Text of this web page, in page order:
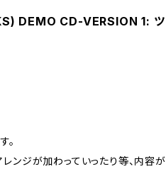
DEMO CD-VERSION 1: ツ
。
ンジが加わっていったり等、内容が